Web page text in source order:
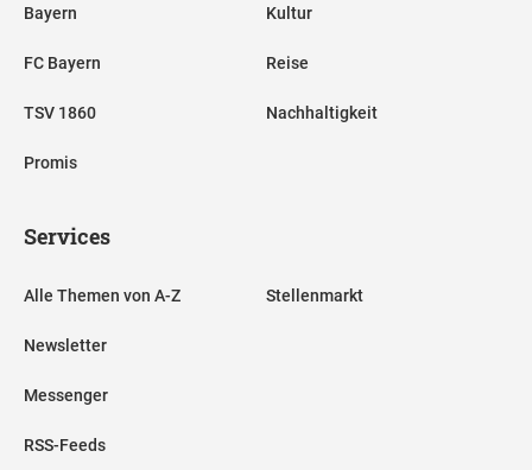
Bayern
FC Bayern
TSV 1860
Promis
Kultur
Reise
Nachhaltigkeit
Services
Alle Themen von A-Z
Newsletter
Messenger
RSS-Feeds
Stellenmarkt